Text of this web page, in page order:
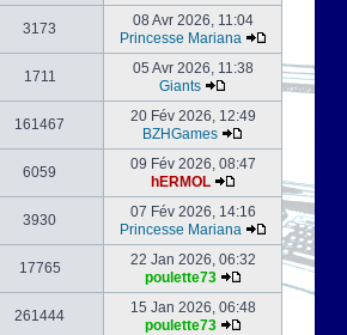
3173
08 Avr 2026, 11:04
Princesse Mariana
1711
05 Avr 2026, 11:38
Giants
161467
20 Fév 2026, 12:49
BZHGames
6059
09 Fév 2026, 08:47
hERMOL
3930
07 Fév 2026, 14:16
Princesse Mariana
17765
22 Jan 2026, 06:32
poulette73
261444
15 Jan 2026, 06:48
poulette73